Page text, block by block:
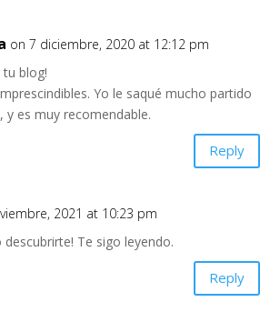
on 7 diciembre, 2020 at 12:12 pm
blog!
Yo le saqué mucho partido
y es muy recomendable.
Reply
2021 at 10:23 pm
Te sigo leyendo.
Reply